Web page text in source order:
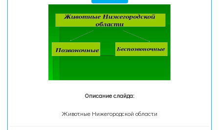
Описание слайда:
Животные Нижегородской области